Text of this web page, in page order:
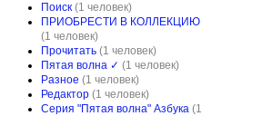
Поиск (1 человек)
ПРИОБРЕСТИ В КОЛЛЕКЦИЮ
(1 человек)
Прочитать (1 человек)
Пятая волна ✓ (1 человек)
Разное (1 человек)
Редактор (1 человек)
Серия "Пятая волна" Азбука (1